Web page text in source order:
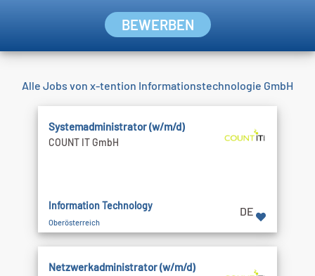
BEWERBEN
Alle Jobs von x-tention Informationstechnologie GmbH
Systemadministrator (w/m/d)
COUNT IT GmbH
Information Technology
Oberösterreich
DE
Netzwerkadministrator (w/m/d)